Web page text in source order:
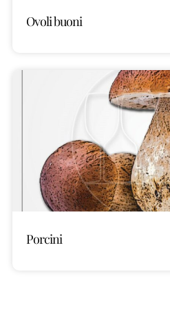
Ovoli buoni
Porcini